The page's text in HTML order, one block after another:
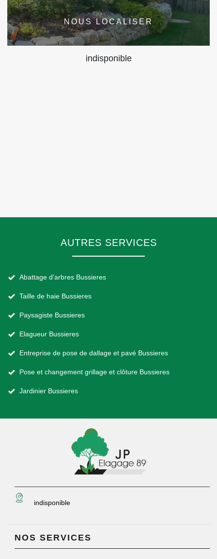
NOUS LOCALISER
indisponible
AUTRES SERVICES
Abattage d'arbres Bussieres
Taille de haie Bussieres
Paysagiste Bussieres
Elagueur Bussieres
Entreprise de pose de dallage et pavé Bussieres
Pose et changement grillage et clôture Bussieres
Jardinier Bussieres
indisponible
NOS SERVICES